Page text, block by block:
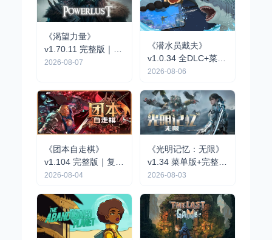
《渴望力量》
v1.70.11 完整版｜开
放世界动作RPG手游
2026-08-07
《潜水员戴夫》
v1.0.34 全DLC+菜单
| 像素风海洋探索经
2026-08-06
《团本自走棋》
v1.104 完整版｜复古
队伍制肉鸽自走棋手
2026-08-04
《光明记忆：无限》
v1.34 菜单版+完整版
｜第一人称动作战术
2026-08-03